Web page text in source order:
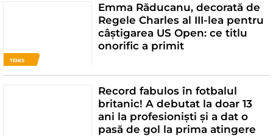
TENIS
Emma Răducanu, decorată de
Regele Charles al III-lea pentru
câștigarea US Open: ce titlu
onorific a primit
Record fabulos în fotbalul
britanic! A debutat la doar 13
ani la profesioniști și a dat o
pasă de gol la prima atingere